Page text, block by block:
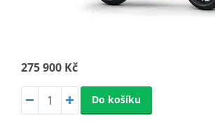
275 900 Kč
Do košíku